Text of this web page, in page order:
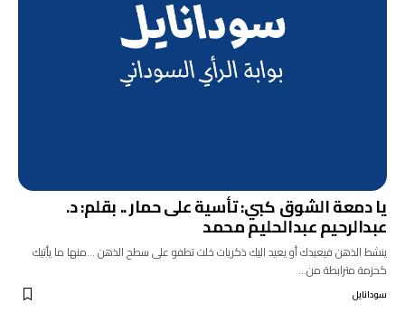
يا دمعة الشوق كبي: تأسية على حمار .. بقلم: د.
عبدالرحيم عبدالحليم محمد
ينشط الذهن فيعيدك أو يعيد اليك ذكريات خلت تطفو على سطح الذهن ...منها ما يأتيك
كحزمة مترابطة من…
سودانايل